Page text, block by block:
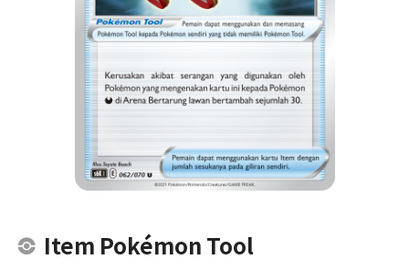
Item Pokémon Tool